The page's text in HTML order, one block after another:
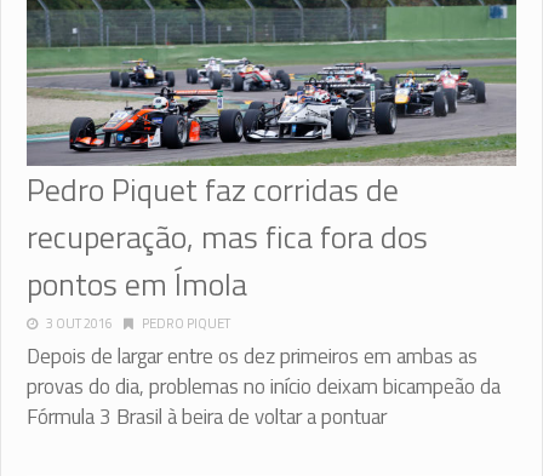
Pedro Piquet faz corridas de
recuperação, mas fica fora dos
pontos em Ímola
3 OUT 2016 PEDRO PIQUET
Depois de largar entre os dez primeiros em ambas as
provas do dia, problemas no início deixam bicampeão da
Fórmula 3 Brasil à beira de voltar a pontuar